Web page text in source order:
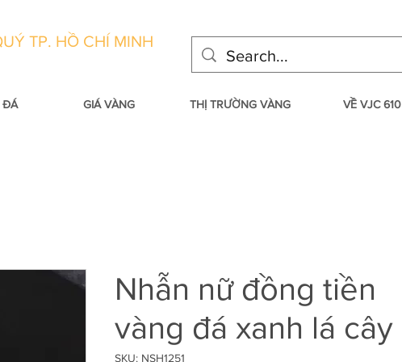
TP. HỒ CHÍ MINH
ĐÁ GIÁ VÀNG THỊ TRƯỜNG VÀNG VỀ VJC 610
Nhẫn nữ đồng tiền
vàng đá xanh lá cây
SKU: NSH1251